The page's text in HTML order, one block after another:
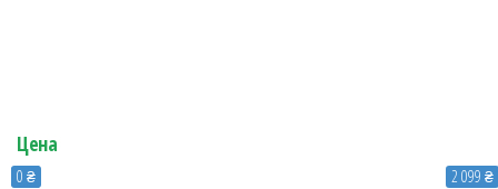
Цена
0 ₴ 2 099 ₴